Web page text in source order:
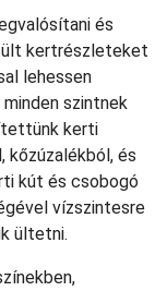
és
kertrészleteket
lehessen
szintnek
kerti
kőzúzalékból, és
kút és csobogó
vízszintesre
ültetni.